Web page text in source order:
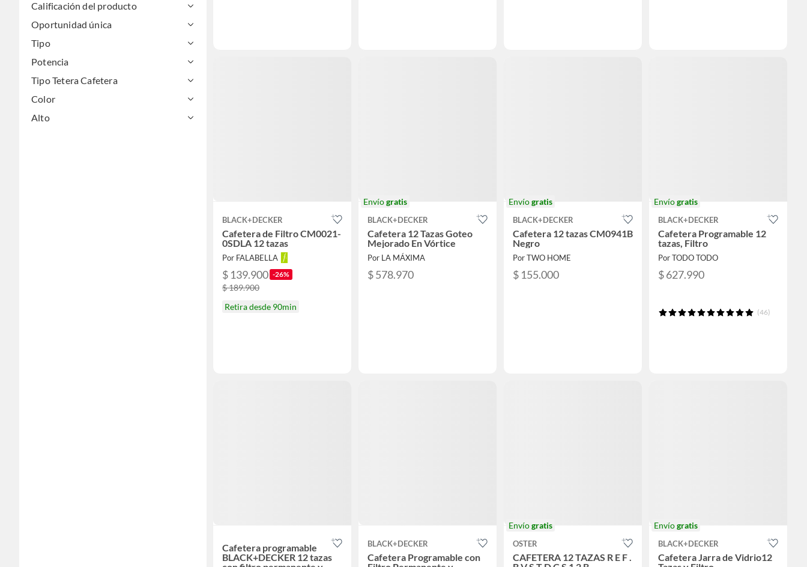
Calificación del producto
Oportunidad única
Tipo
Potencia
Tipo Tetera Cafetera
Color
Alto
BLACK+DECKER
Cafetera de Filtro CM0021-
0SDLA 12 tazas
Por FALABELLA
$ 139.900 -26%
$ 189.900
Retira desde 90min
Envíogratis
BLACK+DECKER
Cafetera 12 Tazas Goteo
Mejorado En Vórtice
Por LA MÁXIMA
$ 578.970
Envíogratis
BLACK+DECKER
Cafetera 12 tazas CM0941B
Negro
Por TWO HOME
$ 155.000
Envíogratis
BLACK+DECKER
Cafetera Programable 12
tazas, Filtro
Por TODO TODO
$ 627.990
(46)
Cafetera programable
BLACK+DECKER 12 tazas
BLACK+DECKER
Cafetera Programable con
Envíogratis
OSTER
CAFETERA 12 TAZAS R E F .
Envíogratis
BLACK+DECKER
Cafetera Jarra de Vidrio12